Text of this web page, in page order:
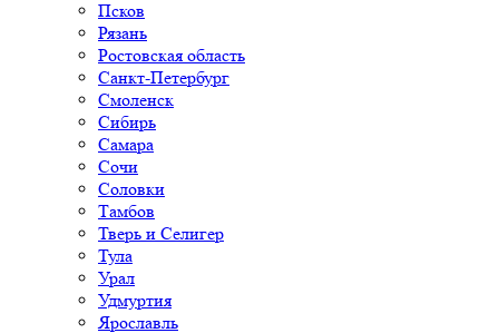
Псков
Рязань
Ростовская область
Санкт-Петербург
Смоленск
Сибирь
Самара
Сочи
Соловки
Тамбов
Тверь и Селигер
Тула
Урал
Удмуртия
Ярославль